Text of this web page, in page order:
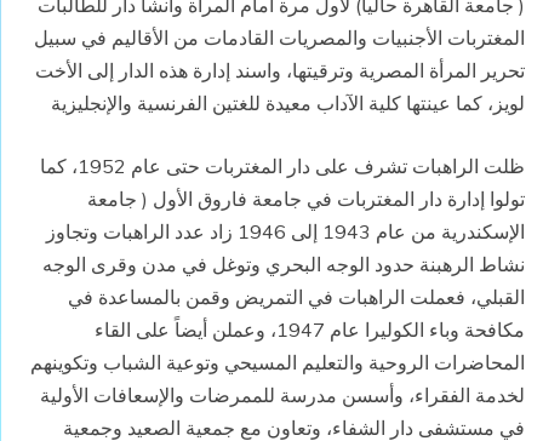
( جامعة القاهرة حالياً) لأول مرة أمام المرأة وانشأ دار للطالبات
المغتربات الأجنبيات والمصريات القادمات من الأقاليم في سبيل
تحرير المرأة المصرية وترقيتها، واسند إدارة هذه الدار إلى الأخت
لويز، كما عينتها كلية الآداب معيدة للغتين الفرنسية والإنجليزية
ظلت الراهبات تشرف على دار المغتربات حتى عام 1952، كما
تولوا إدارة دار المغتربات في جامعة فاروق الأول ( جامعة
الإسكندرية من عام 1943 إلى 1946 زاد عدد الراهبات وتجاوز
نشاط الرهبنة حدود الوجه البحري وتوغل في مدن وقرى الوجه
القبلي، فعملت الراهبات في التمريض وقمن بالمساعدة في
مكافحة وباء الكوليرا عام 1947، وعملن أيضاً على القاء
المحاضرات الروحية والتعليم المسيحي وتوعية الشباب وتكوينهم
لخدمة الفقراء، وأسسن مدرسة للممرضات والإسعافات الأولية
في مستشفى دار الشفاء، وتعاون مع جمعية الصعيد وجمعية